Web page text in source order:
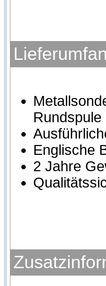
Rundspule
Englische
2 Jahre